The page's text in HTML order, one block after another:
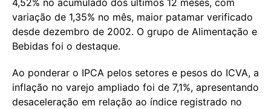
variação de 1,35% no mês, maior patamar verificado
desde dezembro de 2002. O grupo de Alimentação e
Bebidas foi o destaque.
Ao ponderar o IPCA pelos setores e pesos do ICVA, a
inflação no varejo ampliado foi de 7,1%, apresentando
desaceleração em relação ao índice registrado no